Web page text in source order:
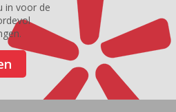
in voor de